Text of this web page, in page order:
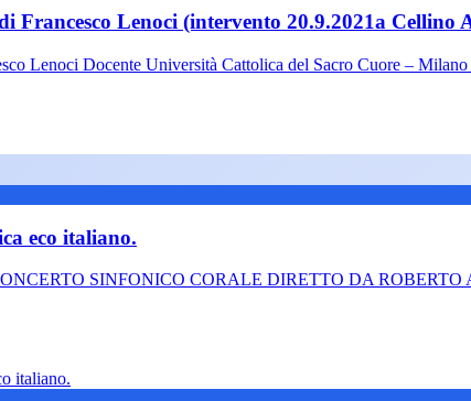
Francesco Lenoci (intervento 20.9.2021a Cellino
Lenoci Docente Università Cattolica del Sacro Cuore –
eco italiano.
SINFONICO CORALE DIRETTO DA ROBERTO